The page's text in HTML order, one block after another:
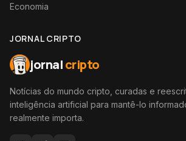
Economia
JORNAL CRIPTO
jornalcripto
Notícias do mundo cripto, curadas e
inteligência artificial para mantê-lo
realmente importa.